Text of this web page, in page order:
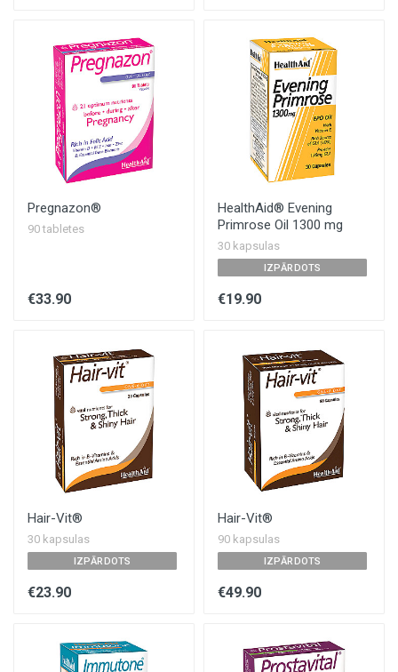
Pregnazon®
90 tabletes
€33.90
HealthAid® Evening
Primrose Oil 1300 mg
30 kapsulas
IZPĀRDOTS
€19.90
Hair-Vit®
30 kapsulas
IZPĀRDOTS
€23.90
Hair-Vit®
90 kapsulas
IZPĀRDOTS
€49.90